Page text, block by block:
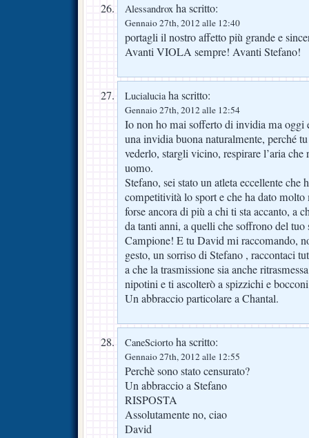
Alessandrox ha scritto:
Gennaio 27th, 2012 alle 12:40
portagli il nostro affetto più grande e
Avanti VIOLA sempre! Avanti Stefano!
Lucialuciaha scritto:
Gennaio 27th, 2012 alle 12:54
Io non ho mai sofferto di invidia ma oggi
una invidia buona naturalmente, perché
vederlo, stargli vicino, respirare l’aria che
uomo.
Stefano, sei stato un atleta eccellente che
competitività lo sport e che ha dato
forse ancora di più a chi ti sta accanto, a
da tanti anni, a quelli che soffrono del tuo
Campione! E tu David mi raccomando,
gesto, un sorriso di Stefano , raccontaci
a che la trasmissione sia anche
nipotini e ti ascolterò a spizzichi e
Un abbraccio particolare a Chantal.
CaneSciorto ha scritto:
Gennaio 27th, 2012 alle 12:55
Perchè sono stato censurato?
Un abbraccio a Stefano
RISPOSTA
Assolutamente no, ciao
David